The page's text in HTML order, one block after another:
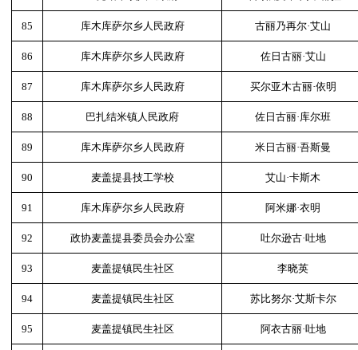
85 库木库萨尔乡人民政府 古丽乃再尔·艾山
86 库木库萨尔乡人民政府 佐日古丽·艾山
87 库木库萨尔乡人民政府 买尔亚木古丽·依明
88 巴扎结米镇人民政府 佐日古丽·库尔班
89 库木库萨尔乡人民政府 米日古丽·吾斯曼
90 麦盖提县技工学校 艾山·卡斯木
91 库木库萨尔乡人民政府 阿米娜·衣明
92 政协麦盖提县委员会办公室 吐尔逊古·吐地
93 麦盖提镇民生社区 李晓英
94 麦盖提镇民生社区 苏比努尔·艾斯卡尔
95 麦盖提镇民生社区 阿衣古丽·吐地